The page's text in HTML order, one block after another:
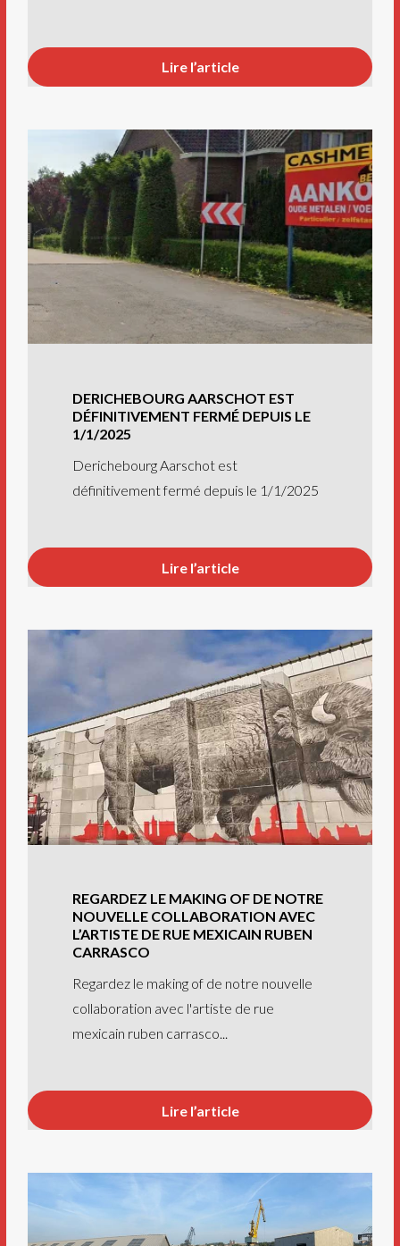
Lire l’article
DERICHEBOURG AARSCHOT EST
DÉFINITIVEMENT FERMÉ DEPUIS LE
1/1/2025
Derichebourg Aarschot est
définitivement fermé depuis le 1/1/2025
Lire l’article
REGARDEZ LE MAKING OF DE NOTRE
NOUVELLE COLLABORATION AVEC
L’ARTISTE DE RUE MEXICAIN RUBEN
CARRASCO
Regardez le making of de notre nouvelle
collaboration avec l'artiste de rue
mexicain ruben carrasco...
Lire l’article